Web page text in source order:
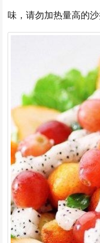
味，请勿加热量高的沙